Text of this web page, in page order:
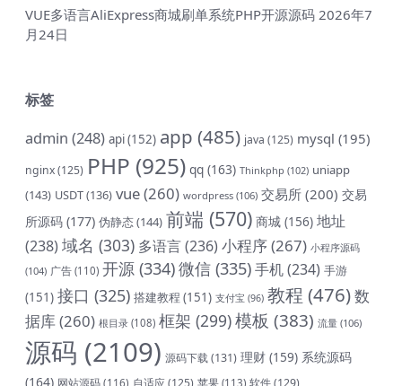
VUE多语言AliExpress商城刷单系统PHP开源源码 2026年7
月24日
标签
admin (248) api(152) app (485) java (125) mysql (195)
nginx(125) PHP (925) qq (163) Thinkphp (102) uniapp
(143) USDT(136) vue(260) wordpress (106) 交易所 (200) 交易
所源码 (177) 伪静态(144) 前端 (570) 商城 (156) 地址
(238)域名 (303) 多语言(236) 小程序(267) 小程序源码
(104) 广告 (110) 开源 (334)微信 (335)手机(234) 手游
(151) 接口 (325) 搭建教程 (151) 支付宝 (96) 教程 (476)数
据库(260) 根目录 (108) 框架 (299)模板 (383) 流量 (106)
源码 (2109) 源码下载(131) 理财 (159) 系统源码
(164) 网站源码(116) 苹果 (113)